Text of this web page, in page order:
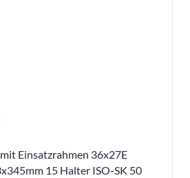
Einsatzrahmen 36x27E
15 Halter ISO-SK 50